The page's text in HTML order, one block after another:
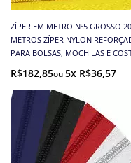
ZÍPER EM METRO Nº5 GROSSO
METROS ZÍPER NYLON
PARA BOLSAS, MOCHILAS E
R$182,85 5x R$36,57